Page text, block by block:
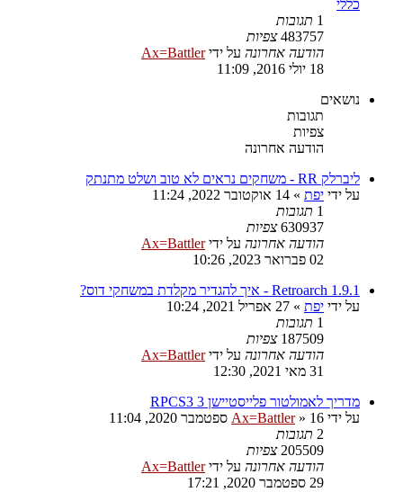
כללי
1 תגובות
483757 צפיות
הודעה אחרונה על ידיAx=Battler
18 יולי 2016, 11:09
נושאים
תגובות
צפיות
הודעה אחרונה
ליברלק RR - משחקים נראים לא טוב ושלט מתנתק
על ידי יפת » 14 אוקטובר 2022, 11:24
1 תגובות
630937 צפיות
הודעה אחרונה על ידיAx=Battler
02 פברואר 2023, 10:26
Retroarch 1.9.1 - איך להגדיר מקלדת במשחקי דוס?
על ידי יפת » 27 אפריל 2021, 10:24
1 תגובות
187509 צפיות
הודעה אחרונה על ידיAx=Battler
31 מאי 2021, 12:30
מדריך לאמולטור פלייסטיישן 3 RPCS3
על ידי
Ax=Battler» 16 ספטמבר 2020, 11:04
2 תגובות
205509 צפיות
הודעה אחרונה על ידיAx=Battler
29 ספטמבר 2020, 17:21